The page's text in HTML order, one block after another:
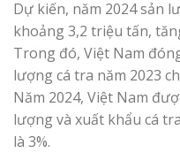
Dự kiến, năm 2024 sản
khoảng 3,2 triệu tấn,
Trong đó, Việt Nam
lượng cá tra năm 2023
Năm 2024, Việt Nam
lượng và xuất khẩu cá
là 3%.